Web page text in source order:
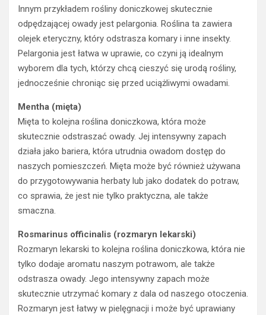
Innym przykładem rośliny doniczkowej skutecznie
odpędzającej owady jest pelargonia. Roślina ta zawiera
olejek eteryczny, który odstrasza komary i inne insekty.
Pelargonia jest łatwa w uprawie, co czyni ją idealnym
wyborem dla tych, którzy chcą cieszyć się urodą rośliny,
jednocześnie chroniąc się przed uciążliwymi owadami.
Mentha (mięta)
Mięta to kolejna roślina doniczkowa, która może
skutecznie odstraszać owady. Jej intensywny zapach
działa jako bariera, która utrudnia owadom dostęp do
naszych pomieszczeń. Mięta może być również używana
do przygotowywania herbaty lub jako dodatek do potraw,
co sprawia, że jest nie tylko praktyczna, ale także
smaczna.
Rosmarinus officinalis (rozmaryn lekarski)
Rozmaryn lekarski to kolejna roślina doniczkowa, która nie
tylko dodaje aromatu naszym potrawom, ale także
odstrasza owady. Jego intensywny zapach może
skutecznie utrzymać komary z dala od naszego otoczenia.
Rozmaryn jest łatwy w pielęgnacji i może być uprawiany